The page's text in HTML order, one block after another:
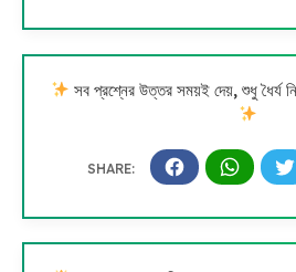
সব প্রশ্নের উত্তর সময়ই দেয়, শুধু ধৈর্য